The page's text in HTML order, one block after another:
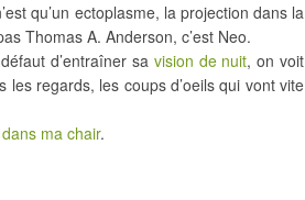
qu’un ectoplasme, la projection dans la
Thomas A. Anderson, c’est Neo.
d’entraîner sa vision de nuit, on voit
regards, les coups d’oeils qui vont vite
ma chair.